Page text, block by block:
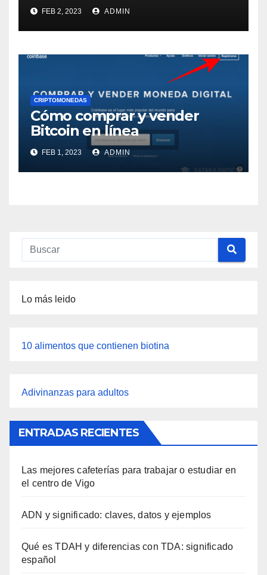
han aceptado y cuáles lo han
prohibido?
FEB 2, 2023 ADMIN
CRIPTOMONEDAS
Cómo comprar y vender
Bitcoin en línea
FEB 1, 2023 ADMIN
Lo más leido
10 alimentos que contienen biotina
Adivinanzas para adultos
ENTRADAS RECIENTES
Las mejores cafeterías para trabajar o estudiar en
el centro de Vigo
ADN y significado: claves, datos y ejemplos
Qué es TDAH y diferencias con TDA: significado
español